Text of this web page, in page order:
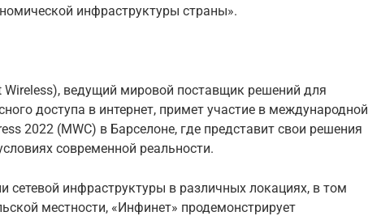
инфраструктуры страны».
ведущий мировой поставщик решений для
доступа в интернет, примет участие в международной
2022 (MWC) в Барселоне, где представит свои решения
современной реальности.
сетевой инфраструктуры в различных локациях, в том
местности, «Инфинет» продемонстрирует